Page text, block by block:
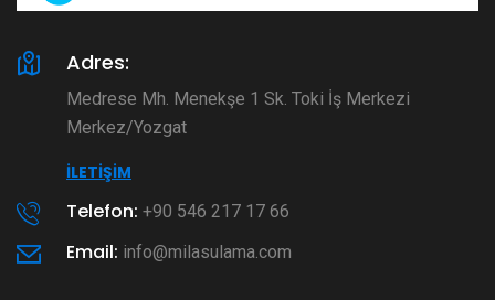
Adres:
Medrese Mh. Menekşe 1 Sk. Toki İş Merkezi
Merkez/Yozgat
İLETIŞIM
Telefon: +90 546 217 17 66
Email: info@milasulama.com